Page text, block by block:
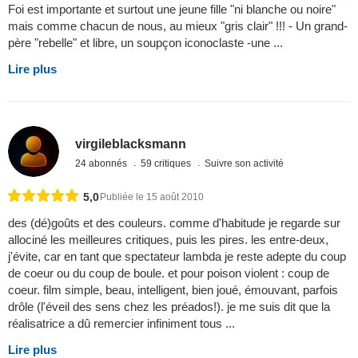
Foi est importante et surtout une jeune fille "ni blanche ou noire"
mais comme chacun de nous, au mieux "gris clair" !!! - Un grand-
père "rebelle" et libre, un soupçon iconoclaste -une ...
Lire plus
virgileblacksmann
24 abonnés 59 critiques Suivre son activité
5,0 Publiée le 15 août 2010
des (dé)goûts et des couleurs. comme d'habitude je regarde sur
allociné les meilleures critiques, puis les pires. les entre-deux,
j'évite, car en tant que spectateur lambda je reste adepte du coup
de coeur ou du coup de boule. et pour poison violent : coup de
coeur. film simple, beau, intelligent, bien joué, émouvant, parfois
drôle (l'éveil des sens chez les préados!). je me suis dit que la
réalisatrice a dû remercier infiniment tous ...
Lire plus